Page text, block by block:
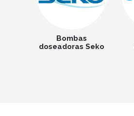
Bombas
doseadoras Seko